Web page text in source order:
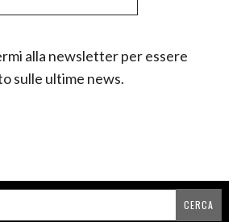
alla newsletter per essere
sulle ultime news.